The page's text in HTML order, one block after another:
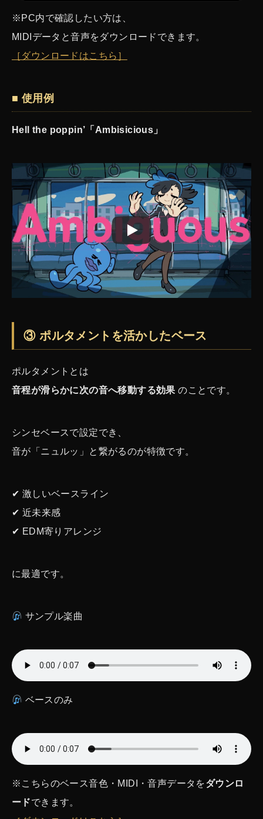
※PC内で確認したい方は、
MIDIデータと音声をダウンロードできます。
［ダウンロードはこちら］
■ 使用例
Hell the poppin’「Ambisicious」
③ ポルタメントを活かしたベース
ポルタメントとは
音程が滑らかに次の音へ移動する効果 のことです。
シンセベースで設定でき、
音が「ニュルッ」と繋がるのが特徴です。
✔ 激しいベースライン
✔ 近未来感
✔ EDM寄りアレンジ
に最適です。
サンプル楽曲
ベースのみ
※こちらのベース音色・MIDI・音声データをダウンロ
ードできます。